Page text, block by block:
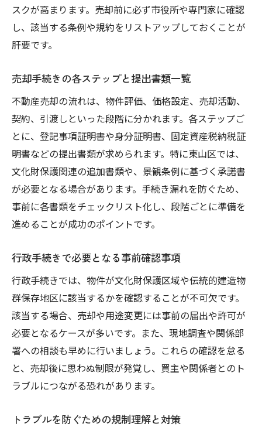
スクが高まります。売却前に必ず市役所や専門家に確認
し、該当する条例や規約をリストアップしておくことが
肝要です。
売却手続きの各ステップと提出書類一覧
不動産売却の流れは、物件評価、価格設定、売却活動、
契約、引渡しといった段階に分かれます。各ステップご
とに、登記事項証明書や身分証明書、固定資産税納税証
明書などの提出書類が求められます。特に東山区では、
文化財保護関連の追加書類や、景観条例に基づく承諾書
が必要となる場合があります。手続き漏れを防ぐため、
事前に各書類をチェックリスト化し、段階ごとに準備を
進めることが成功のポイントです。
行政手続きで必要となる事前確認事項
行政手続きでは、物件が文化財保護区域や伝統的建造物
群保存地区に該当するかを確認することが不可欠です。
該当する場合、売却や用途変更には事前の届出や許可が
必要となるケースが多いです。また、現地調査や関係部
署への相談も早めに行いましょう。これらの確認を怠る
と、売却後に思わぬ制限が発覚し、買主や関係者とのト
ラブルにつながる恐れがあります。
トラブルを防ぐための規制理解と対策